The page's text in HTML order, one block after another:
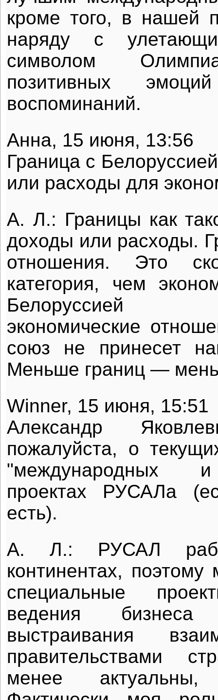
кроме того, в нашей
наряду с
символом
позитивных
воспоминаний.
Aнна, 15 июня, 13:56
Граница с
или расходы для
А. Л.: Границы как
доходы или расходы.
отношения. Это
категория, чем
Белоруссией
экономические
союз не принесет
Меньше границ —
Winner, 15 июня, 15:51
Александр
пожалуйста, о
"международных
проектах РУСАЛа
есть).
А. Л.: РУСАЛ
континентах,
специальные
ведения
выстраивания
правительствами
менее